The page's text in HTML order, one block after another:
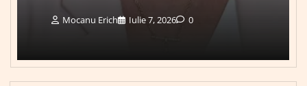
Mocanu Erich Iulie 7, 2026 0